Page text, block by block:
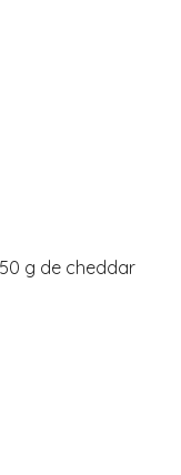
g de cheddar